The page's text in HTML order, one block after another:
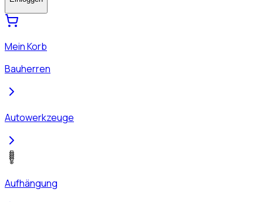
Mein Korb
Bauherren
Autowerkzeuge
Aufhängung